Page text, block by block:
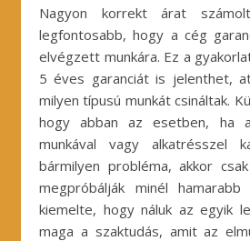
Nagyon korrekt árat
legfontosabb, hogy a cég
elvégzett munkára. Ez a
5 éves garanciát is jelenthet,
milyen típusú munkát csináltak.
hogy abban az esetben, ha
munkával vagy alkatrésszel
bármilyen probléma, akkor
megpróbálják minél
kiemelte, hogy náluk az egyik
maga a szaktudás, amit az